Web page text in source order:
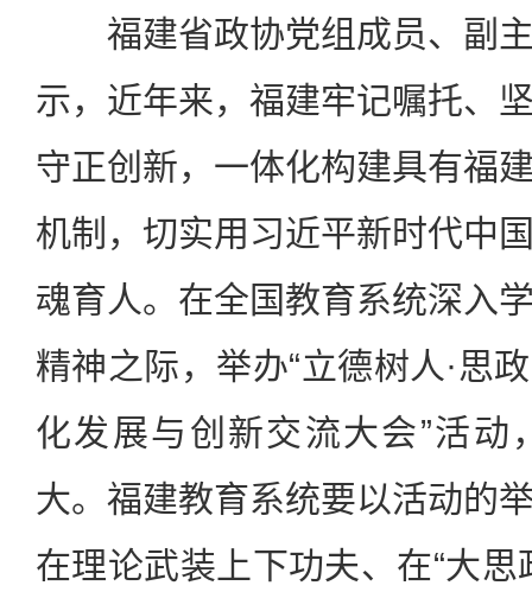
福建省政协党组成员、副主
示，近年来，福建牢记嘱托、
守正创新，一体化构建具有福
机制，切实用习近平新时代中
魂育人。在全国教育系统深入
精神之际，举办“立德树人·
化发展与创新交流大会”活动
大。福建教育系统要以活动的
在理论武装上下功夫、在“大思